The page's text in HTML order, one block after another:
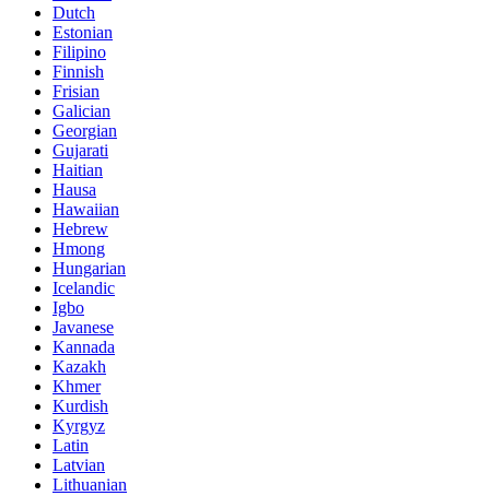
Dutch
Estonian
Filipino
Finnish
Frisian
Galician
Georgian
Gujarati
Haitian
Hausa
Hawaiian
Hebrew
Hmong
Hungarian
Icelandic
Igbo
Javanese
Kannada
Kazakh
Khmer
Kurdish
Kyrgyz
Latin
Latvian
Lithuanian